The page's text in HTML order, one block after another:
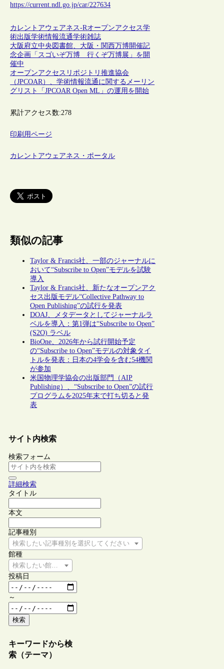
https://current.ndl.go.jp/car/227634
カレントアウェアネス-Rオープンアクセス学
術出版学術情報流通学術雑誌
大阪府立中央図書館、大阪・関西万博開催記
念企画「スゴいぞ万博 行くぞ万博展」を開
催中
オープンアクセスリポジトリ推進協会
（JPCOAR）、学術情報流通に関するメーリン
グリスト「JPCOAR Open ML」の運用を開始
累計アクセス数:278
印刷用ページ
カレントアウェアネス・ポータル
類似の記事
Taylor & Francis社、一部のジャーナルに
おいて“Subscribe to Open”モデルを試験
導入
Taylor & Francis社、新たなオープンアク
セス出版モデル“Collective Pathway to
Open Publishing”の試行を発表
DOAJ、メタデータとしてジャーナルラ
ベルを導入：第1弾は“Subscribe to Open”
(S2O) ラベル
BioOne、2026年から試行開始予定
の“Subscribe to Open”モデルの対象タイ
トルを発表：日本の4学会を含む54機関
が参加
米国物理学協会の出版部門（AIP
Publishing）、“Subscribe to Open”の試行
プログラムを2025年末で打ち切ると発
表
サイト内検索
検索フォーム
詳細検索
タイトル
本文
記事種別
検索したい記事種別を選択してください
館種
検索したい館種を選択してください
投稿日
～
検索
キーワードから検
索（テーマ）